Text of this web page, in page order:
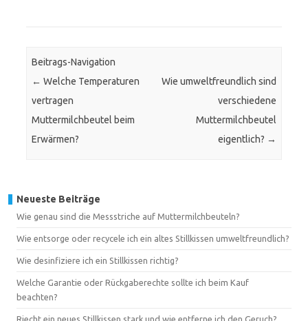
Beitrags-Navigation
← Welche Temperaturen
vertragen
Muttermilchbeutel beim
Erwärmen?
Wie umweltfreundlich sind
verschiedene
Muttermilchbeutel
eigentlich? →
Neueste Beiträge
Wie genau sind die Messstriche auf Muttermilchbeuteln?
Wie entsorge oder recycele ich ein altes Stillkissen umweltfreundlich?
Wie desinfiziere ich ein Stillkissen richtig?
Welche Garantie oder Rückgaberechte sollte ich beim Kauf
beachten?
Riecht ein neues Stillkissen stark und wie entferne ich den Geruch?